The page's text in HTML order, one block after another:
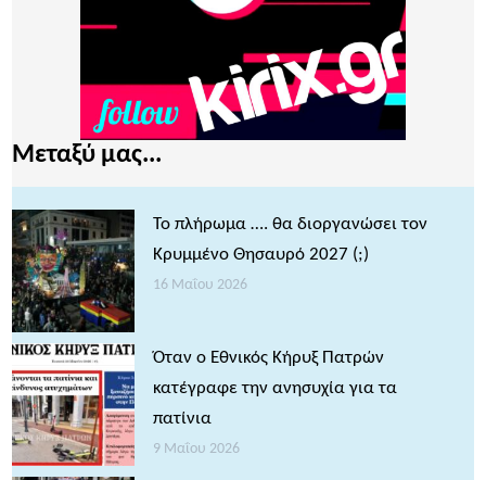
Μεταξύ μας...
Το πλήρωμα …. θα διοργανώσει τον
Κρυμμένο Θησαυρό 2027 (;)
16 Μαΐου 2026
Όταν ο Εθνικός Κήρυξ Πατρών
κατέγραφε την ανησυχία για τα
πατίνια
9 Μαΐου 2026